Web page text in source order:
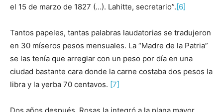
el 15 de marzo de 1827 (…). Lahitte, secretario”. [6]
Tantos papeles, tantas palabras laudatorias se tradujeron
en 30 míseros pesos mensuales. La “Madre de la Patria”
se las tenía que arreglar con un peso por día en una
ciudad bastante cara donde la carne costaba dos pesos la
libra y la yerba 70 centavos. [7]